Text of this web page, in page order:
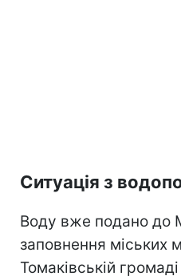
Ситуація з
Воду вже подано до
заповнення міських
Томаківській